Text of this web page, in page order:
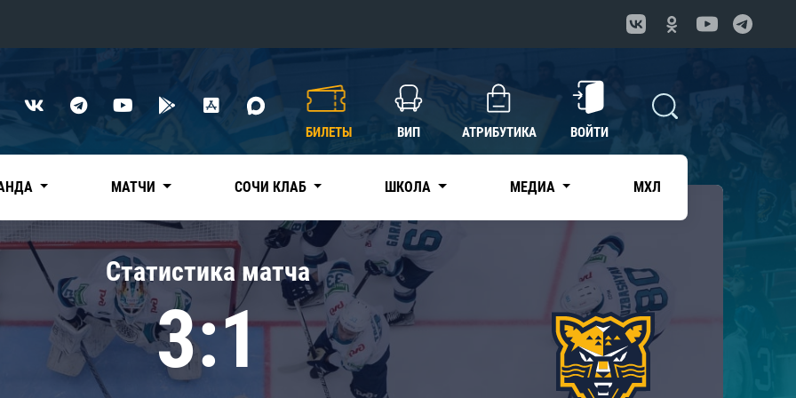
Нефтехимик
Дивизион Чернышева
Авангард
Адмирал
КХЛ
БИЛЕТЫ ВИП АТРИБУТИКА ВОЙТИ
МАТЧИ СОЧИ КЛАБ ШКОЛА МЕДИА МХЛ
Статистика матча
3:1